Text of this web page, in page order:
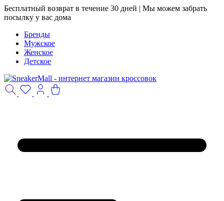
Бесплатный возврат в течение 30 дней | Мы можем забрать
посылку у вас дома
Бренды
Мужское
Женское
Детское